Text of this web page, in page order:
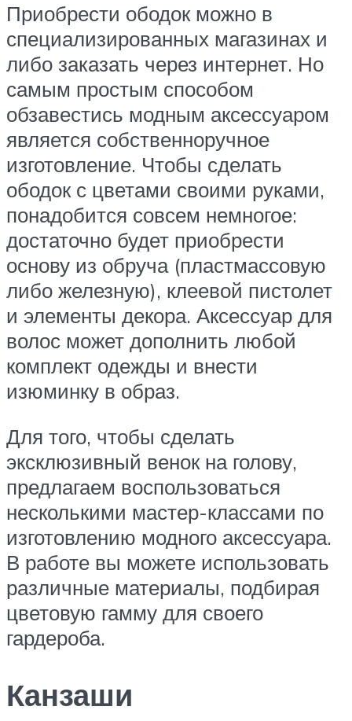
Приобрести ободок можно в
специализированных магазинах и
либо заказать через интернет. Но
самым простым способом
обзавестись модным аксессуаром
является собственноручное
изготовление. Чтобы сделать
ободок с цветами своими руками,
понадобится совсем немногое:
достаточно будет приобрести
основу из обруча (пластмассовую
либо железную), клеевой пистолет
и элементы декора. Аксессуар для
волос может дополнить любой
комплект одежды и внести
изюминку в образ.
Для того, чтобы сделать
эксклюзивный венок на голову,
предлагаем воспользоваться
несколькими мастер-классами по
изготовлению модного аксессуара.
В работе вы можете использовать
различные материалы, подбирая
цветовую гамму для своего
гардероба.
Канзаши